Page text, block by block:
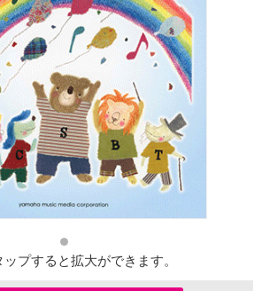
プすると拡大ができます。